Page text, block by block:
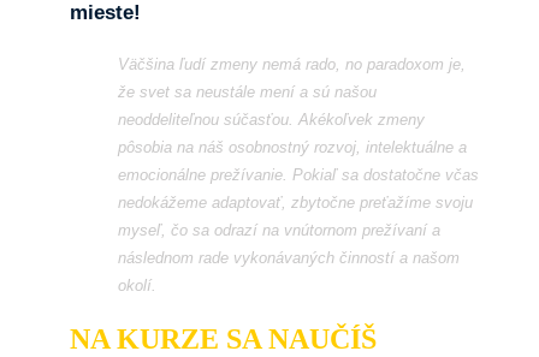
mieste!
Väčšina ľudí zmeny nemá rado, no paradoxom je,
že svet sa neustále mení a sú našou
neoddeliteľnou súčasťou. Akékoľvek zmeny
pôsobia na náš osobnostný rozvoj, intelektuálne a
emocionálne prežívanie. Pokiaľ sa dostatočne včas
nedokážeme adaptovať, zbytočne preťažíme svoju
myseľ, čo sa odrazí na vnútornom prežívaní a
následnom rade vykonávaných činností a našom
okolí.
NA KURZE SA NAUČÍŠ